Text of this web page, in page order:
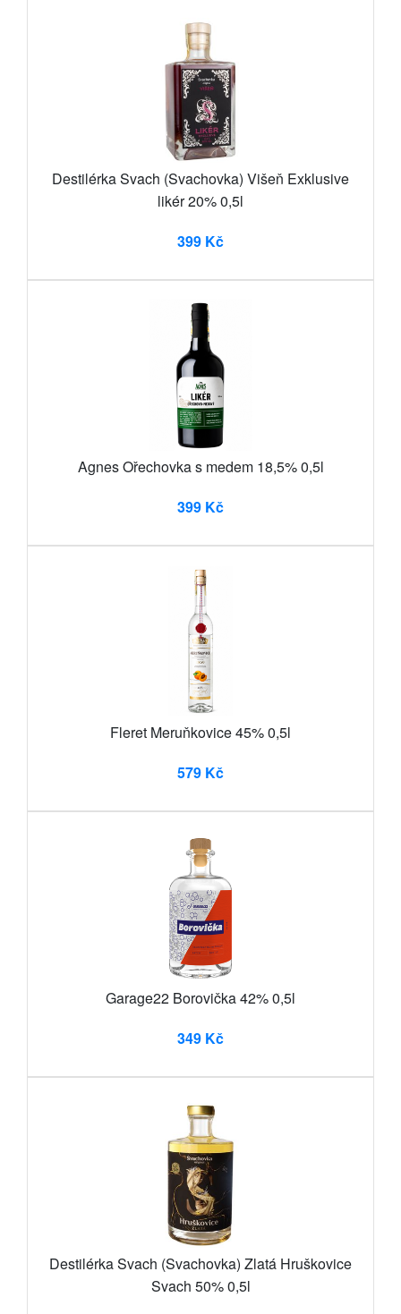
Destilérka Svach (Svachovka) Višeň Exklusive
likér 20% 0,5l
399 Kč
Agnes Ořechovka s medem 18,5% 0,5l
399 Kč
Fleret Meruňkovice 45% 0,5l
579 Kč
Garage22 Borovička 42% 0,5l
349 Kč
Destilérka Svach (Svachovka) Zlatá Hruškovice
Svach 50% 0,5l